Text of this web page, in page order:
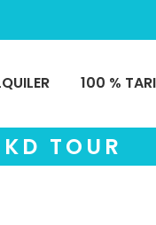
100 %
TOUR